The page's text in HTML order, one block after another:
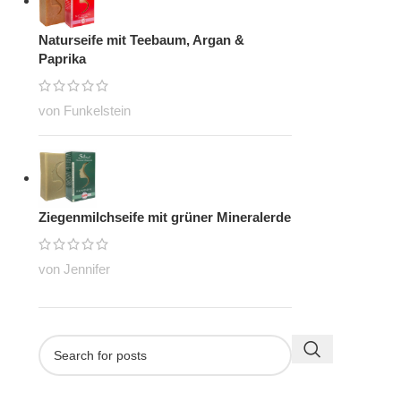
Naturseife mit Teebaum, Argan &
Paprika
von Funkelstein
Ziegenmilchseife mit grüner Mineralerde
von Jennifer